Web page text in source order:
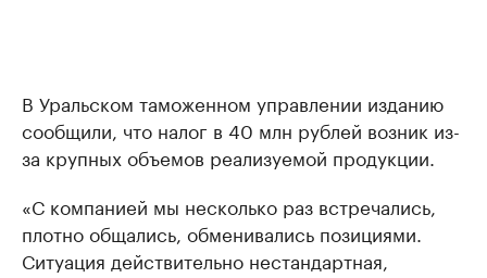
В Уральском таможенном управлении изданию
сообщили, что налог в 40 млн рублей возник из-
за крупных объемов реализуемой продукции.
«С компанией мы несколько раз встречались,
плотно общались, обменивались позициями.
Ситуация действительно нестандартная,